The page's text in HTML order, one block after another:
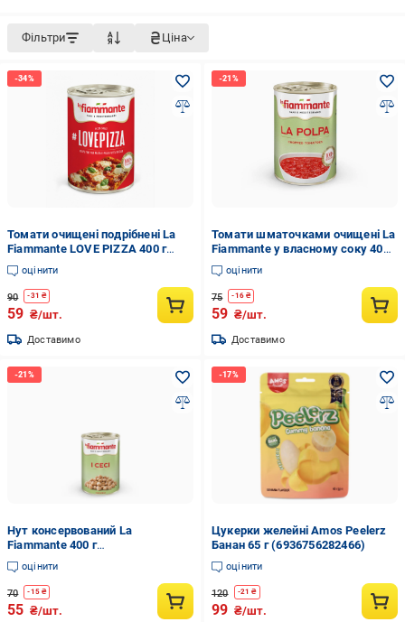
Фільтри Ціна
Томати очищені подрібнені La
Fiammante LOVE PIZZA 400 г
(8001737100225)
оцінити
90 -31 ₴
59 ₴/шт.
Доставимо
Томати шматочками очищені La
Fiammante у власному соку 400 г
(8001737204053)
оцінити
75 -16₴
59 ₴/шт.
Доставимо
Нут консервований La
Fiammante 400 г
(8001737114055)
оцінити
70 -15 ₴
55 ₴/шт.
Цукерки желейні Amos Peelerz
Банан 65 г (6936756282466)
оцінити
120 -21 ₴
99 ₴/шт.